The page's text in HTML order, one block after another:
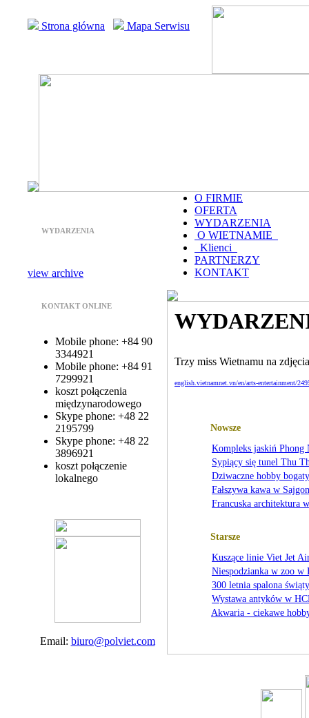
Strona główna Mapa Serwisu
WYDARZENIA
view archive
KONTAKT ONLINE
Mobile phone: +84 90
3344921
Mobile phone: +84 91
7299921
koszt połączenia
międzynarodowego
Skype phone: +48 22
2195799
Skype phone: +48 22
3896921
koszt połączenie
lokalnego
Email: biuro@polviet.com
O FIRMIE
OFERTA
WYDARZENIA
O WIETNAMIE
Klienci
PARTNERZY
KONTAKT
Trzy miss Wietnamu na
english.vietnamnet.vn/en/arts-entertainment/
Nowsze
Kompleks jaskiń
Sypiący się tunel Thu
Dziwaczne hobby
Fałszywa kawa w
Francuska architektura
Starsze
Kuszące linie Viet Jet
Niespodzianka w zoo w
300 letnia spalona
Wystawa antyków w
Akwaria - ciekawe